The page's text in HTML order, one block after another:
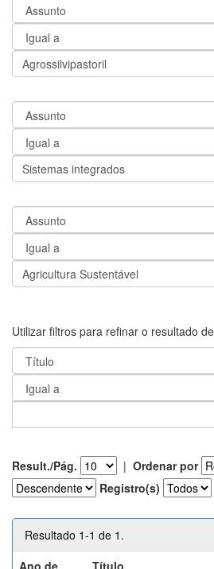
Utilizar filtros para refinar o resultado
Result./Pág. | Ordenar por
Registro(s)
Resultado 1-1 de 1.
Ano de
Título